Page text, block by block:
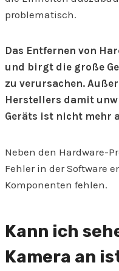
problematisch.
Das Entfernen von
und birgt die große
zu verursachen.
Herstellers damit
Geräts ist nicht mehr
Neben den Hardware-
Fehler in der Software
Komponenten fehlen.
Kann ich
Kamera an